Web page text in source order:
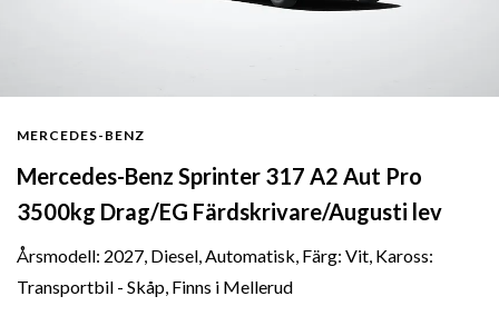
MERCEDES-BENZ
Mercedes-Benz Sprinter 317 A2 Aut Pro
3500kg Drag/EG Färdskrivare/Augusti lev
Årsmodell: 2027, Diesel, Automatisk, Färg: Vit, Kaross:
Transportbil - Skåp, Finns i Mellerud